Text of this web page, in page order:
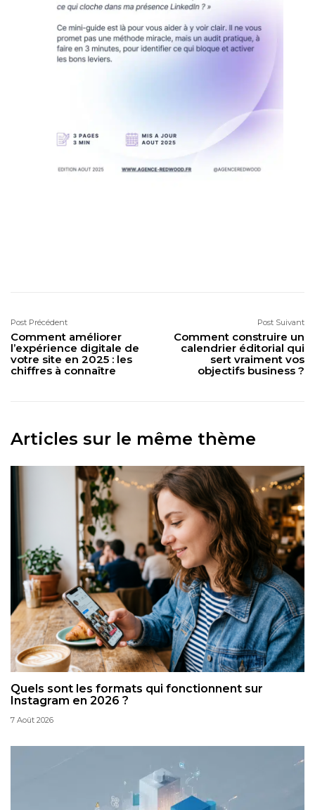
Post Précédent
Comment améliorer
l’expérience digitale de
votre site en 2025 : les
chiffres à connaître
Post Suivant
Comment construire un
calendrier éditorial qui
sert vraiment vos
objectifs business ?
Articles sur le même thème
Quels sont les formats qui fonctionnent sur
Instagram en 2026 ?
7 Août 2026